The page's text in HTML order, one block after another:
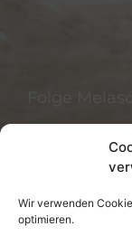
Wir verwenden
optimieren.